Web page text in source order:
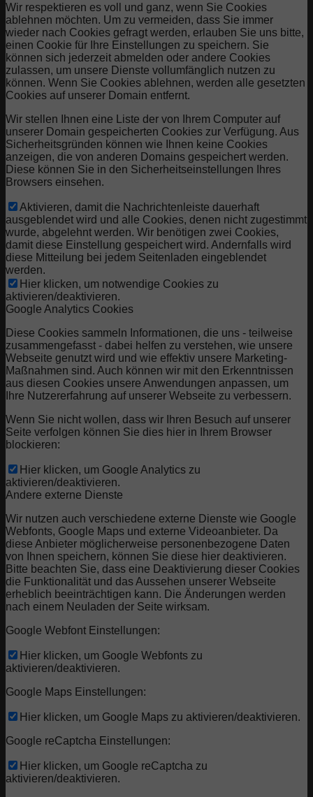
Wir respektieren es voll und ganz, wenn Sie Cookies
ablehnen möchten. Um zu vermeiden, dass Sie immer
wieder nach Cookies gefragt werden, erlauben Sie uns bitte,
einen Cookie für Ihre Einstellungen zu speichern. Sie
können sich jederzeit abmelden oder andere Cookies
zulassen, um unsere Dienste vollumfänglich nutzen zu
können. Wenn Sie Cookies ablehnen, werden alle gesetzten
Cookies auf unserer Domain entfernt.
Wir stellen Ihnen eine Liste der von Ihrem Computer auf
unserer Domain gespeicherten Cookies zur Verfügung. Aus
Sicherheitsgründen können wie Ihnen keine Cookies
anzeigen, die von anderen Domains gespeichert werden.
Diese können Sie in den Sicherheitseinstellungen Ihres
Browsers einsehen.
Aktivieren, damit die Nachrichtenleiste dauerhaft
ausgeblendet wird und alle Cookies, denen nicht zugestimmt
wurde, abgelehnt werden. Wir benötigen zwei Cookies,
damit diese Einstellung gespeichert wird. Andernfalls wird
diese Mitteilung bei jedem Seitenladen eingeblendet
werden.
Hier klicken, um notwendige Cookies zu
aktivieren/deaktivieren.
Google Analytics Cookies
Diese Cookies sammeln Informationen, die uns - teilweise
zusammengefasst - dabei helfen zu verstehen, wie unsere
Webseite genutzt wird und wie effektiv unsere Marketing-
Maßnahmen sind. Auch können wir mit den Erkenntnissen
aus diesen Cookies unsere Anwendungen anpassen, um
Ihre Nutzererfahrung auf unserer Webseite zu verbessern.
Wenn Sie nicht wollen, dass wir Ihren Besuch auf unserer
Seite verfolgen können Sie dies hier in Ihrem Browser
blockieren:
Hier klicken, um Google Analytics zu
aktivieren/deaktivieren.
Andere externe Dienste
Wir nutzen auch verschiedene externe Dienste wie Google
Webfonts, Google Maps und externe Videoanbieter. Da
diese Anbieter möglicherweise personenbezogene Daten
von Ihnen speichern, können Sie diese hier deaktivieren.
Bitte beachten Sie, dass eine Deaktivierung dieser Cookies
die Funktionalität und das Aussehen unserer Webseite
erheblich beeinträchtigen kann. Die Änderungen werden
nach einem Neuladen der Seite wirksam.
Google Webfont Einstellungen:
Hier klicken, um Google Webfonts zu
aktivieren/deaktivieren.
Google Maps Einstellungen:
Hier klicken, um Google Maps zu aktivieren/deaktivieren.
Google reCaptcha Einstellungen:
Hier klicken, um Google reCaptcha zu
aktivieren/deaktivieren.